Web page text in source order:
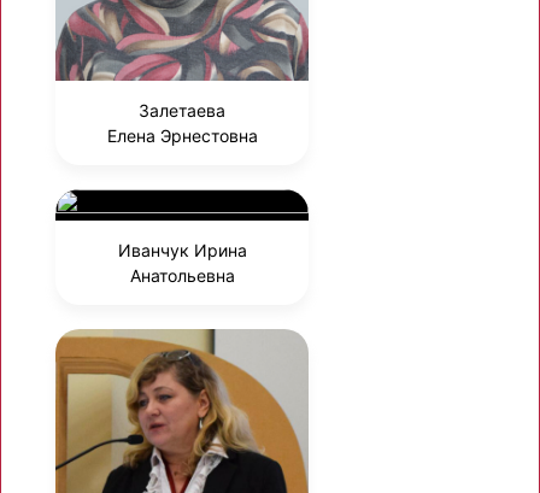
Залетаева
Елена Эрнестовна
Иванчук Ирина
Анатольевна